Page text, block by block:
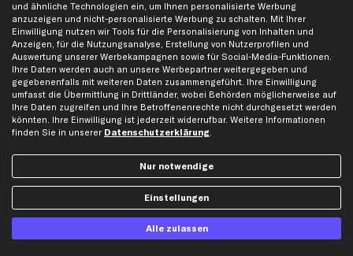
Zahlungsarten
Rechnung Lastschrift Kreditkarte
Vorkasse
und ähnliche Technologien ein, um Ihnen personalisierte Werbung
anzuzeigen und nicht-personalisierte Werbung zu schalten. Mit Ihrer
Einwilligung nutzen wir Tools für die Personalisierung von Inhalten und
Anzeigen, für die Nutzungsanalyse, Erstellung von Nutzerprofilen und
Auswertung unserer Werbekampagnen sowie für Social-Media-Funktionen.
Ihre Daten werden auch an unsere Werbepartner weitergegeben und
gegebenenfalls mit weiteren Daten zusammengeführt. Ihre Einwilligung
umfasst die Übermittlung in Drittländer, wobei Behörden möglicherweise auf
Ihre Daten zugreifen und Ihre Betroffenenrechte nicht durchgesetzt werden
könnten. Ihre Einwilligung ist jederzeit widerrufbar. Weitere Informationen
finden Sie in unserer Datenschutzerklärung.
Nur notwendige
Einstellungen
Alle zulassen